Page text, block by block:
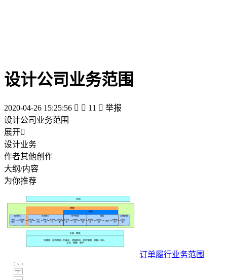
设计公司业务范围
2020-04-26 15:25:56   11  举报
设计公司业务范围
展开
设计业务
作者其他创作
大纲/内容
为你推荐
订单履行业务范围